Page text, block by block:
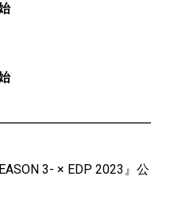
3- × EDP 2023』公